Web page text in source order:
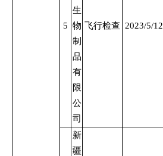
5
生
物
制
品
有
限
公
司
飞行检查 2023/5/12
新
疆